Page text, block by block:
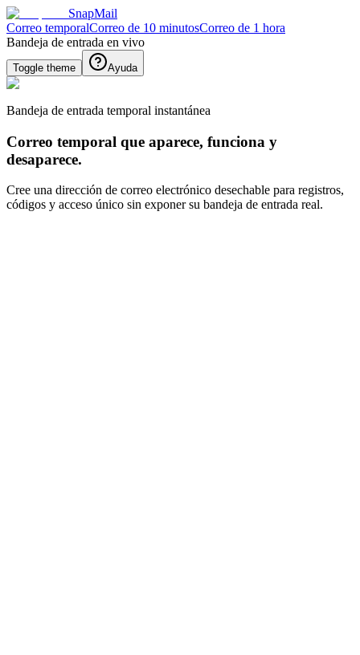
SnapMail
Correo temporalCorreo de 10 minutosCorreo de 1 hora
Bandeja de entrada en vivo
Toggle theme Ayuda
Bandeja de entrada temporal instantánea
Correo temporal que aparece, funciona y
desaparece.
Cree una dirección de correo electrónico desechable para registros,
códigos y acceso único sin exponer su bandeja de entrada real.